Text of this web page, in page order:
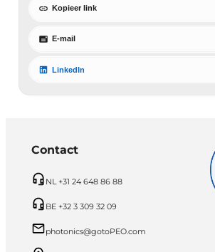
Kopieer link
E-mail
LinkedIn
Contact
NL +31 24 648 86 88
BE +32 3 309 32 09
photonics@gotoPEO.com